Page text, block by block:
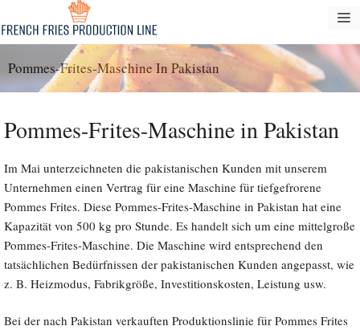
Inhalt
springen
Pommes-Frites-Maschine In Pakistan
Pommes-Frites-Maschine in Pakistan
Im Mai unterzeichneten die pakistanischen Kunden mit unserem
Unternehmen einen Vertrag für eine Maschine für tiefgefrorene
Pommes Frites. Diese Pommes-Frites-Maschine in Pakistan hat eine
Kapazität von 500 kg pro Stunde. Es handelt sich um eine mittelgroße
Pommes-Frites-Maschine. Die Maschine wird entsprechend den
tatsächlichen Bedürfnissen der pakistanischen Kunden angepasst, wie
z. B. Heizmodus, Fabrikgröße, Investitionskosten, Leistung usw.
Bei der nach Pakistan verkauften Produktionslinie für Pommes Frites